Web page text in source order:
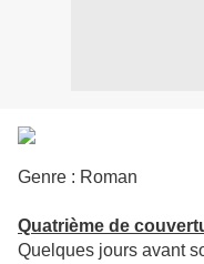
Genre : Roman
Quatrième de
Quelques jours avant